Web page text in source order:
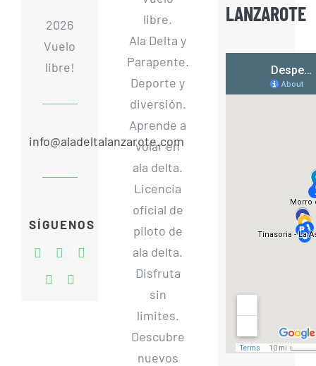
2026
Vuelo
libre!
info@aladeltalanzarote.com
SÍGUENOS
libre.
Ala Delta y
Parapente.
Deporte y
diversión.
Aprende a
volar en
ala delta.
Licencia
oficial de
piloto de
ala delta.
Disfruta
sin
limites.
Descubre
nuevos
LANZAROTE